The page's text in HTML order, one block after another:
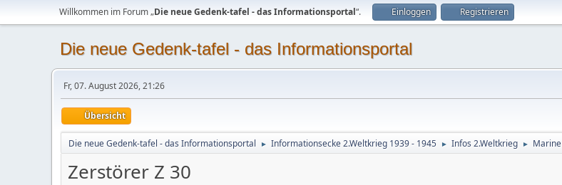
Willkommen im Forum „Die neue Gedenk-tafel - das Informationsportal“. Einloggen Registrieren
Die neue Gedenk-tafel - das Informationsportal
Fr, 07. August 2026, 21:26
Übersicht
Die neue Gedenk-tafel - das Informationsportal ► Informationsecke 2.Weltkrieg 1939 - 1945 ► Infos 2.Weltkrieg ► Marine
Zerstörer Z 30